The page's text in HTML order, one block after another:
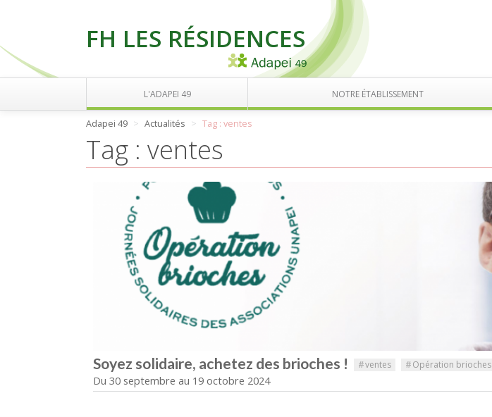
FH LES RÉSIDENCES
L'ADAPEI 49 NOTRE ÉTABLISSEMENT
Adapei 49 Actualités Tag : ventes
Tag : ventes
Soyez solidaire, achetez des brioches ! #ventes #Opération brioches
Du 30 septembre au 19 octobre 2024